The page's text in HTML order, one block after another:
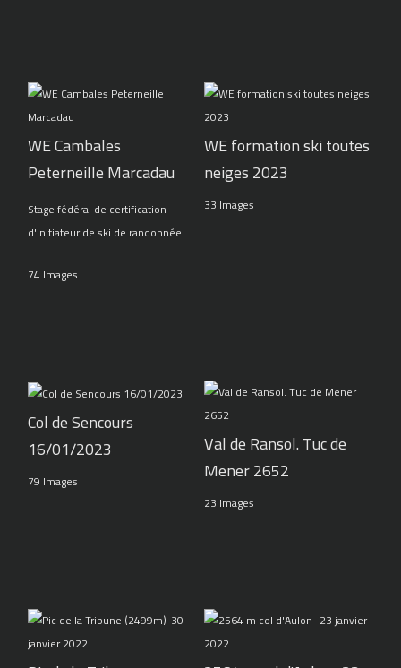
WE Cambales
Peterneille Marcadau
Stage fédéral de certification
d'initiateur de ski de randonnée
74 Images
WE formation ski toutes
neiges 2023
33 Images
Col de Sencours
16/01/2023
79 Images
Val de Ransol. Tuc de
Mener 2652
23 Images